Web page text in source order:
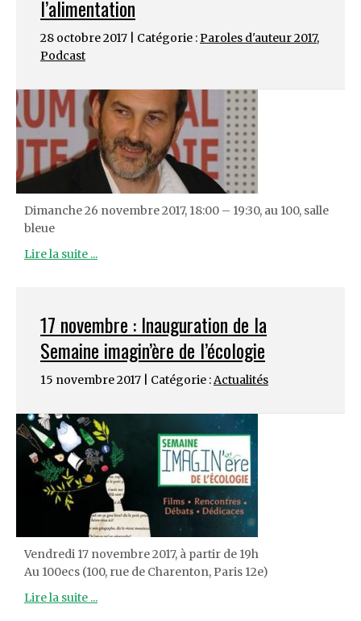
l’alimentation
28 octobre 2017 | Catégorie :Paroles d'auteur 2017,
Podcast
Dimanche 26 novembre 2017, 18:00 – 19:30, au 100, salle
bleue
Lire la suite ...
17 novembre : Inauguration de la
Semaine imagin’ère de l’écologie
15 novembre 2017 | Catégorie :Actualités
Vendredi 17 novembre 2017, à partir de 19h
Au 100ecs (100, rue de Charenton, Paris 12e)
Lire la suite ...